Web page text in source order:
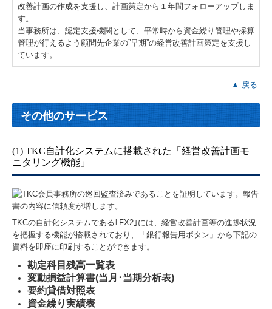
改善計画の作成を支援し、計画策定から１年間フォローアップしま
す。
当事務所は、認定支援機関として、平常時から資金繰り管理や採算
管理が行えるよう顧問先企業の”早期”の経営改善計画策定を支援し
ています。
▲ 戻る
その他のサービス
(1) TKC自計化システムに搭載された「経営改善計画モ
ニタリング機能」
TKCの自計化システムである｢FX2｣には、経営改善計画等の進捗状況
を把握する機能が搭載されており、「銀行報告用ボタン」から下記の
資料を即座に印刷することができます。
勘定科目残高一覧表
変動損益計算書(当月･当期分析表)
要約貸借対照表
資金繰り実績表